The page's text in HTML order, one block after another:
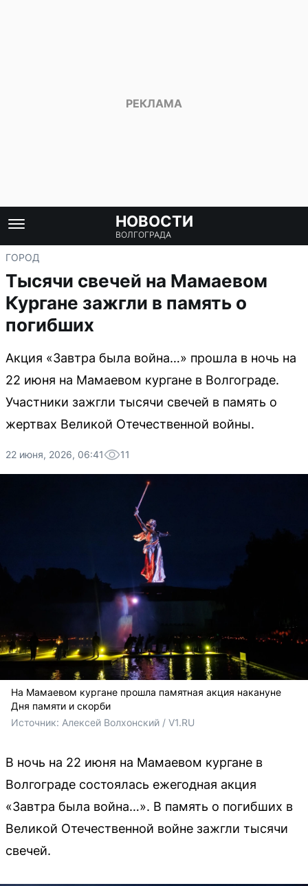
НОВОСТИ
ВОЛГОГРАДА
ГОРОД
Тысячи свечей на Мамаевом
Кургане зажгли в память о
погибших
Акция «Завтра была война…» прошла в ночь на
22 июня на Мамаевом кургане в Волгограде.
Участники зажгли тысячи свечей в память о
жертвах Великой Отечественной войны.
22 июня, 2026, 06:41 11
На Мамаевом кургане прошла памятная акция накануне
Дня памяти и скорби
Источник: Алексей Волхонский / V1.RU
В ночь на 22 июня на Мамаевом кургане в
Волгограде состоялась ежегодная акция
«Завтра была война…». В память о погибших в
Великой Отечественной войне зажгли тысячи
свечей.